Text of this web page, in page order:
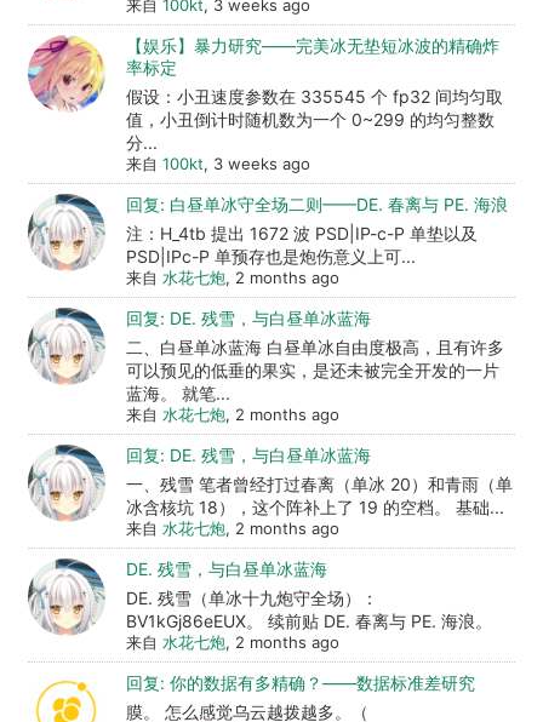
来自 100kt, 3 weeks ago
【娱乐】暴力研究——完美冰无垫短冰波的精确炸
率标定
假设：小丑速度参数在 335545 个 fp32 间均匀取
值，小丑倒计时随机数为一个 0~299 的均匀整数
分...
来自 100kt, 3 weeks ago
回复: 白昼单冰守全场二则——DE. 春离与 PE. 海浪
注：H_4tb 提出 1672 波 PSD|IP-c-P 单垫以及
PSD|IPc-P 单预存也是炮伤意义上可...
来自 水花七炮, 2 months ago
回复: DE. 残雪，与白昼单冰蓝海
二、白昼单冰蓝海 白昼单冰自由度极高，且有许多
可以预见的低垂的果实，是还未被完全开发的一片
蓝海。 就笔...
来自 水花七炮, 2 months ago
回复: DE. 残雪，与白昼单冰蓝海
一、残雪 笔者曾经打过春离（单冰 20）和青雨（单
冰含核坑 18），这个阵补上了 19 的空档。 基础...
来自 水花七炮, 2 months ago
DE. 残雪，与白昼单冰蓝海
DE. 残雪（单冰十九炮守全场）：
BV1kGj86eEUX。 续前贴 DE. 春离与 PE. 海浪。
来自 水花七炮, 2 months ago
回复: 你的数据有多精确？——数据标准差研究
膜。 怎么感觉乌云越拨越多。（